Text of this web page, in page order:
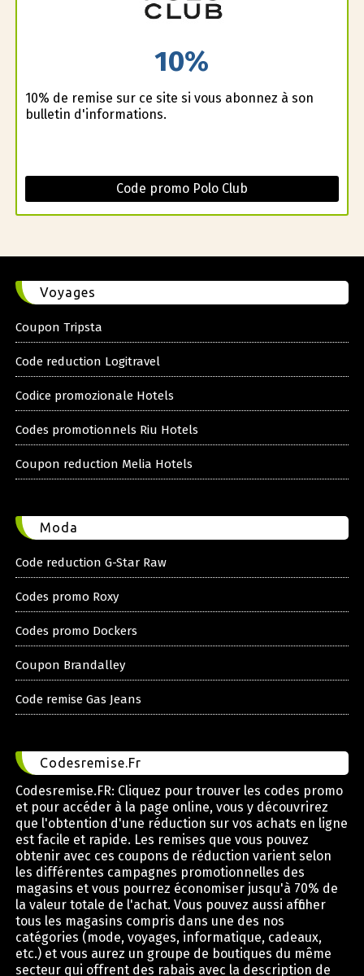
10%
10% de remise sur ce site si vous abonnez à son
bulletin d'informations.
Code promo Polo Club
Voyages
Coupon Tripsta
Code reduction Logitravel
Codice promozionale Hotels
Codes promotionnels Riu Hotels
Coupon reduction Melia Hotels
Moda
Code reduction G-Star Raw
Codes promo Roxy
Codes promo Dockers
Coupon Brandalley
Code remise Gas Jeans
Codesremise.Fr
Codesremise.FR: Cliquez pour trouver les codes promo
et pour accéder à la page online, vous y découvrirez
que l'obtention d'une réduction sur vos achats en ligne
est facile et rapide. Les remises que vous pouvez
obtenir avec ces coupons de réduction varient selon
les différentes campagnes promotionnelles des
magasins et vous pourrez économiser jusqu'à 70% de
la valeur totale de l'achat. Vous pouvez aussi afficher
tous les magasins compris dans une des nos
catégories (mode, voyages, informatique, cadeaux,
etc.) et vous aurez un groupe de boutiques du même
secteur qui offrent des rabais avec la description de